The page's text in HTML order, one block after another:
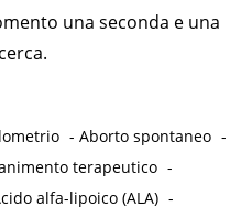
una seconda e una
-Aborto spontaneo -
terapeutico -
alfa-lipoico (ALA) -